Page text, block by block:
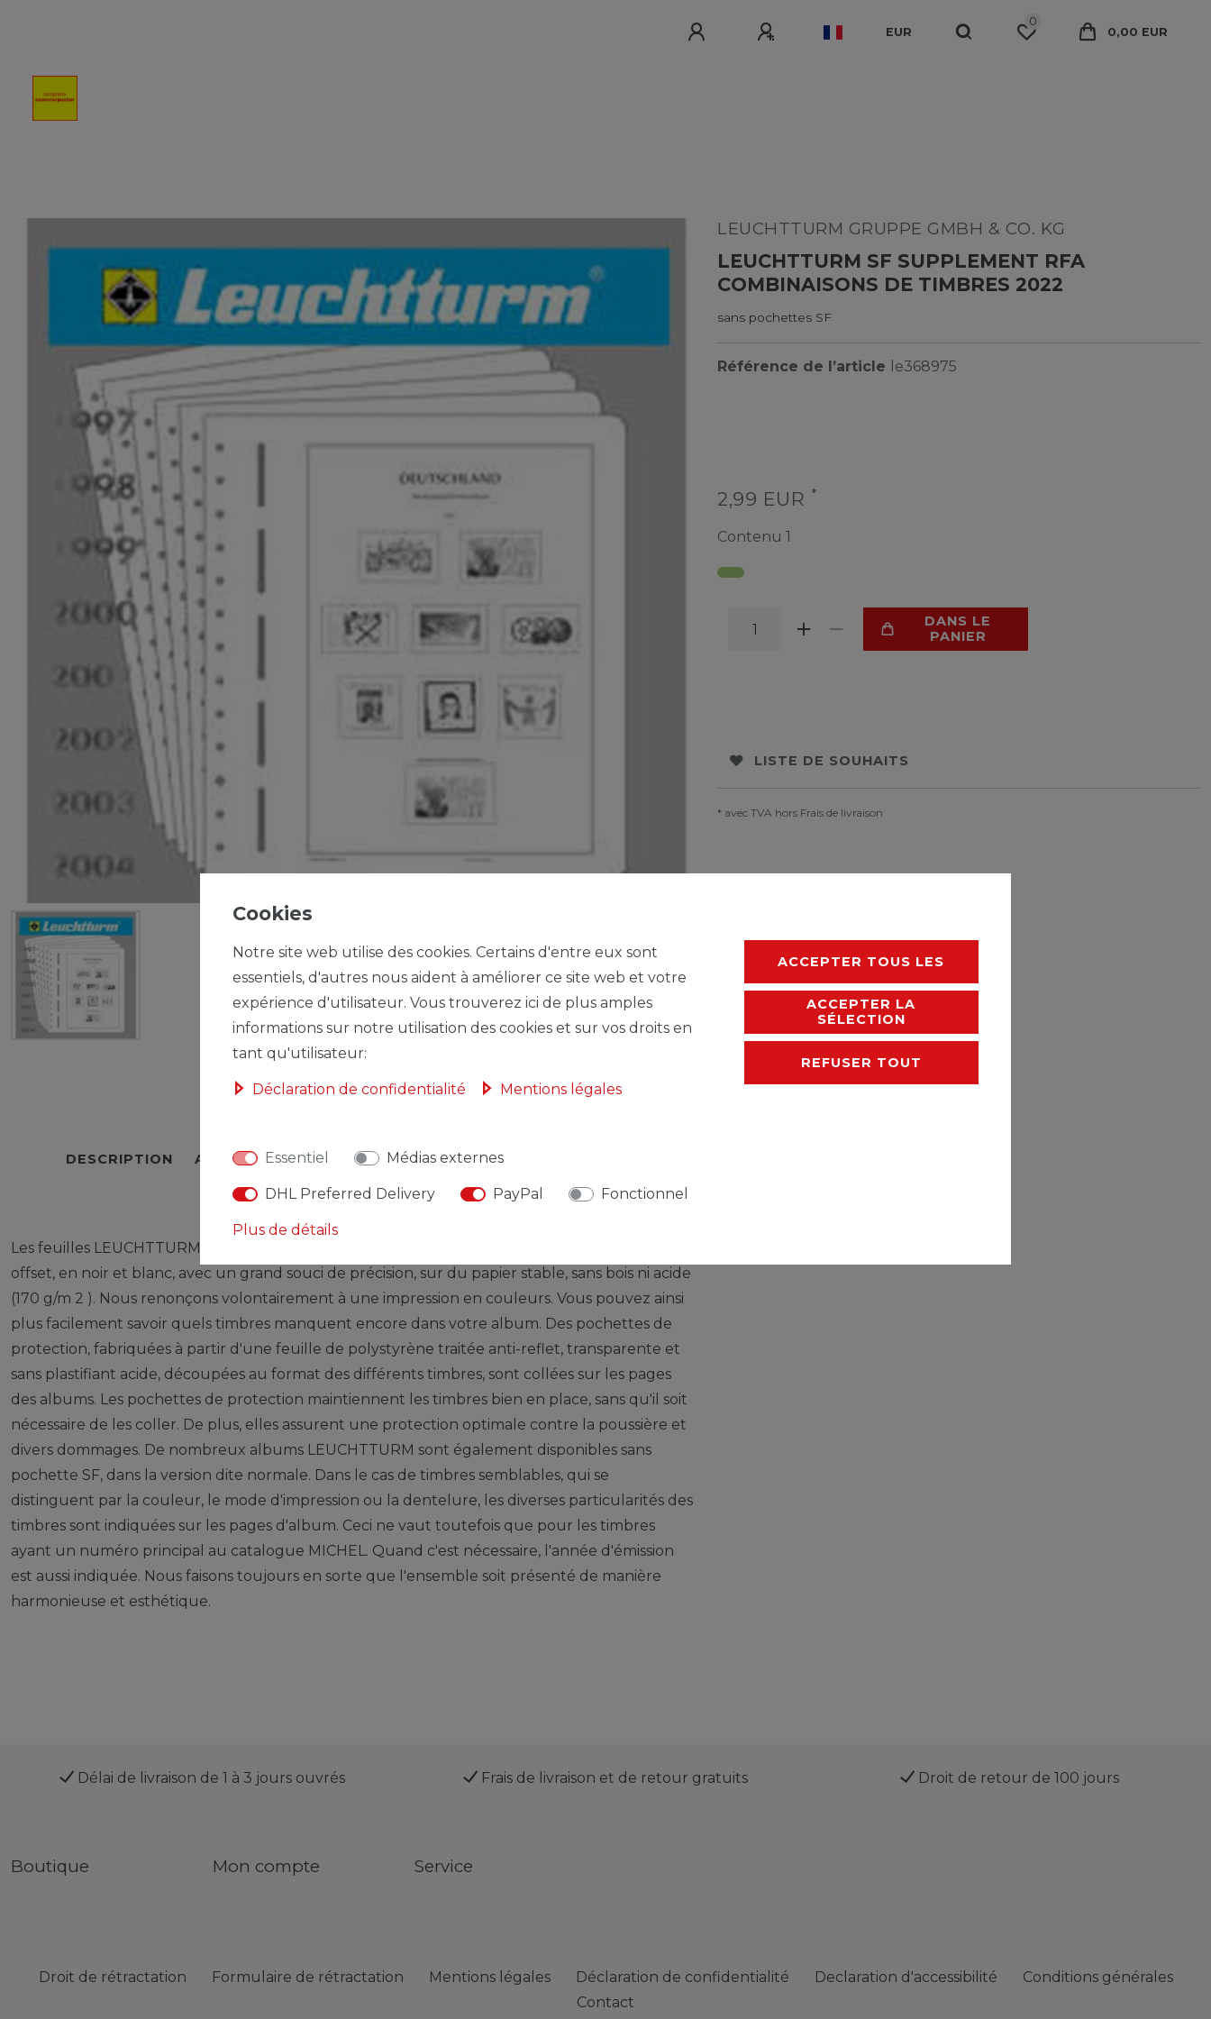
EUR
0
0,00 EUR
LEUCHTTURM GRUPPE GMBH & CO. KG
LEUCHTTURM SF SUPPLEMENT RFA
COMBINAISONS DE TIMBRES 2022
sans pochettes SF
Référence de l’article le368975
2,99 EUR *
Contenu 1
DANS LE
PANIER
LISTE DE SOUHAITS
* avec TVA hors Frais de livraison
DESCRIPTION AUTRES DÉTAILS RESPONSABLE DE L'UE
Les feuilles LEUCHTTURM (format 270 x 297 mm / système à 13 trous) sont imprimées par
offset, en noir et blanc, avec un grand souci de précision, sur du papier stable, sans bois ni acide
(170 g/m 2 ). Nous renonçons volontairement à une impression en couleurs. Vous pouvez ainsi
plus facilement savoir quels timbres manquent encore dans votre album. Des pochettes de
protection, fabriquées à partir d'une feuille de polystyrène traitée anti-reflet, transparente et
sans plastifiant acide, découpées au format des différents timbres, sont collées sur les pages
des albums. Les pochettes de protection maintiennent les timbres bien en place, sans qu'il soit
nécessaire de les coller. De plus, elles assurent une protection optimale contre la poussière et
divers dommages. De nombreux albums LEUCHTTURM sont également disponibles sans
pochette SF, dans la version dite normale. Dans le cas de timbres semblables, qui se
distinguent par la couleur, le mode d'impression ou la dentelure, les diverses particularités des
timbres sont indiquées sur les pages d'album. Ceci ne vaut toutefois que pour les timbres
ayant un numéro principal au catalogue MICHEL. Quand c'est nécessaire, l'année d'émission
est aussi indiquée. Nous faisons toujours en sorte que l'ensemble soit présenté de manière
harmonieuse et esthétique.
Délai de livraison de 1 à 3 jours ouvrés Frais de livraison et de retour gratuits Droit de retour de 100 jours
Boutique Mon compte Service
Droit de rétractation Formulaire de rétractation Mentions légales Déclaration de confidentialité Declaration d'accessibilité
Conditions générales
Contact
Cookies
Notre site web utilise des cookies. Certains d'entre eux sont
essentiels, d'autres nous aident à améliorer ce site web et votre
expérience d'utilisateur. Vous trouverez ici de plus amples
informations sur notre utilisation des cookies et sur vos droits en
tant qu'utilisateur:
Déclaration de confidentialité Mentions légales
Essentiel Médias externes
DHL Preferred Delivery PayPal Fonctionnel
Plus de détails
ACCEPTER TOUS LES
ACCEPTER LA
SÉLECTION
REFUSER TOUT